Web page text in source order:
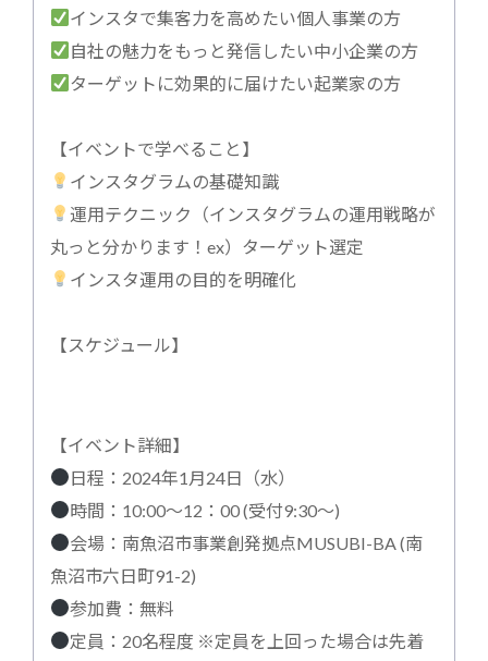
インスタで集客力を高めたい個人事業の方
自社の魅力をもっと発信したい中小企業の方
ターゲットに効果的に届けたい起業家の方
【イベントで学べること】
インスタグラムの基礎知識
運用テクニック（インスタグラムの運用戦略が
丸っと分かります！ex）ターゲット選定
インスタ運用の目的を明確化
【スケジュール】
【イベント詳細】
日程：2024年1月24日（水）
時間：10:00〜12：00 (受付9:30〜)
会場：南魚沼市事業創発拠点MUSUBI-BA (南
魚沼市六日町91-2)
参加費：無料
定員：20名程度 ※定員を上回った場合は先着